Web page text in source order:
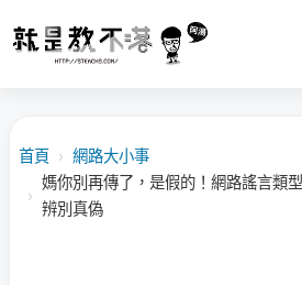
首頁 › 網路大小事
›
媽你別再傳了，是假的！網路謠言類
辨別真偽